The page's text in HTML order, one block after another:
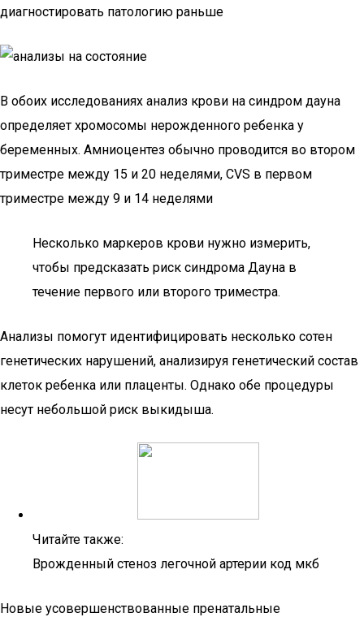
диагностировать патологию раньше
В обоих исследованиях анализ крови на синдром дауна
определяет хромосомы нерожденного ребенка у
беременных. Амниоцентез обычно проводится во втором
триместре между 15 и 20 неделями, CVS в первом
триместре между 9 и 14 неделями
Несколько маркеров крови нужно измерить,
чтобы предсказать риск синдрома Дауна в
течение первого или второго триместра.
Анализы помогут идентифицировать несколько сотен
генетических нарушений, анализируя генетический состав
клеток ребенка или плаценты. Однако обе процедуры
несут небольшой риск выкидыша.
Читайте также:
Врожденный стеноз легочной артерии код мкб
Новые усовершенствованные пренатальные